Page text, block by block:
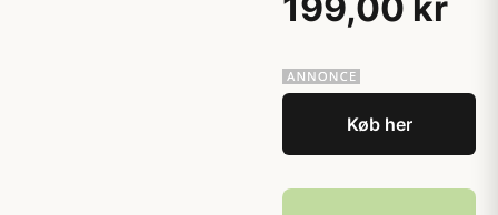
Køb her